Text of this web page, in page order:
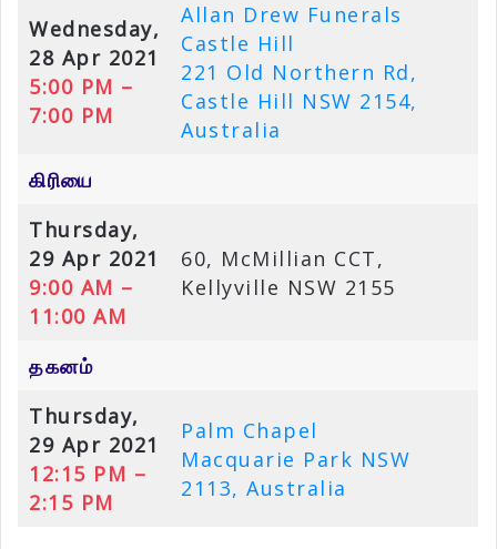
Wednesday,
28 Apr 2021
5:00 PM –
7:00 PM
Allan Drew Funerals
Castle Hill
221 Old Northern Rd,
Castle Hill NSW 2154,
Australia
கிரியை
Thursday,
29 Apr 2021
9:00 AM –
11:00 AM
60, McMillian CCT,
Kellyville NSW 2155
தகனம்
Thursday,
29 Apr 2021
12:15 PM –
2:15 PM
Palm Chapel
Macquarie Park NSW
2113, Australia